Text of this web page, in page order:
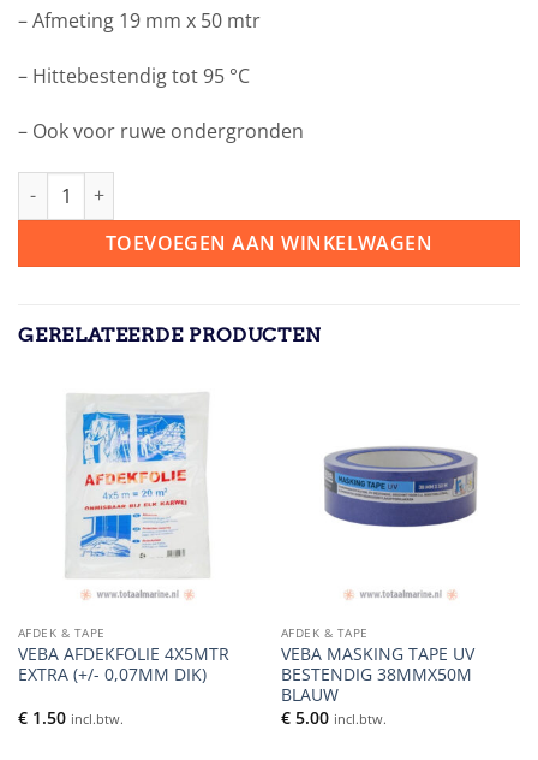
– Afmeting 19 mm x 50 mtr
– Hittebestendig tot 95 °C
– Ook voor ruwe ondergronden
VEBA MASKING TAPE PROFESSIONEEL 19MMX50M aantal
TOEVOEGEN AAN WINKELWAGEN
GERELATEERDE PRODUCTEN
AFDEK & TAPE
VEBA AFDEKFOLIE 4X5MTR
EXTRA (+/- 0,07MM DIK)
€1.50 incl.btw.
AFDEK & TAPE
VEBA MASKING TAPE UV
BESTENDIG 38MMX50M
BLAUW
€5.00 incl.btw.